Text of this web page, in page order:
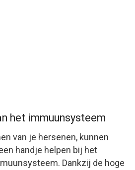
het immuunsysteem
van je hersenen, kunnen
handje helpen bij het
Dankzij de hoge